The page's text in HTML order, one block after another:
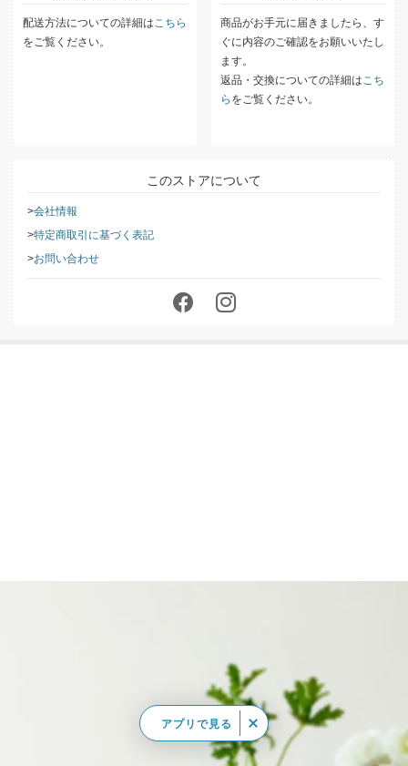
配送方法についての詳細は こちら
をご覧ください。
商品がお手元に届きましたら、す
ぐに内容のご確認をお願いいたし
ます。
返品・交換についての詳細は こち
ら をご覧ください。
このストアについて
会社情報
特定商取引に基づく表記
お問い合わせ
アプリで見る